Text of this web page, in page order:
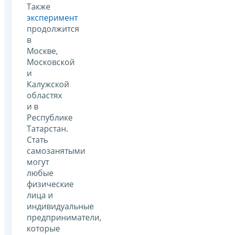
Также
эксперимент
продолжится
в
Москве,
Московской
и
Калужской
областях
и в
Республике
Татарстан.
Стать
самозанятыми
могут
любые
физические
лица и
индивидуальные
предприниматели,
которые